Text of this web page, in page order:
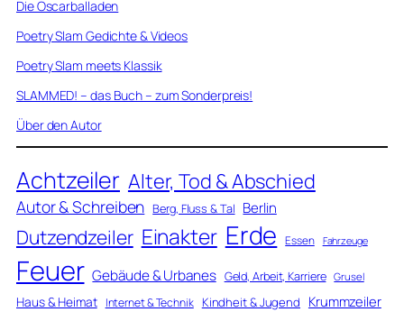
Die Oscarballaden
Poetry Slam Gedichte & Videos
Poetry Slam meets Klassik
SLAMMED! – das Buch – zum Sonderpreis!
Über den Autor
Achtzeiler Alter, Tod & Abschied
Autor & Schreiben Berg, Fluss & Tal Berlin
Dutzendzeiler Einakter Erde Essen Fahrzeuge
Feuer Gebäude & Urbanes Geld, Arbeit, Karriere Grusel
Haus & Heimat Internet & Technik Kindheit & Jugend Krummzeiler